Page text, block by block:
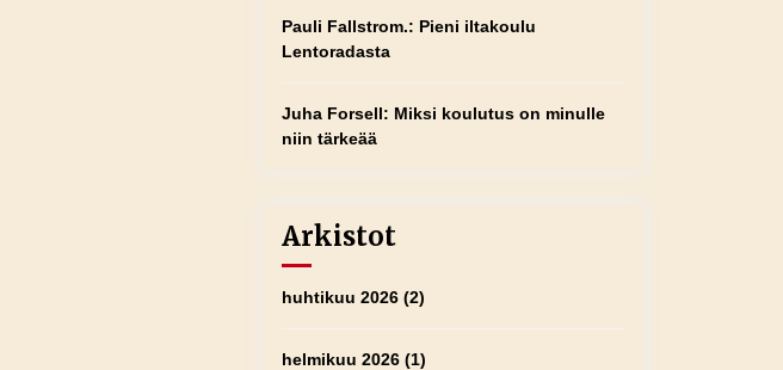
Pauli Fallstrom.: Pieni iltakoulu
Lentoradasta
Juha Forsell: Miksi koulutus on minulle
niin tärkeää
Arkistot
huhtikuu 2026 (2)
helmikuu 2026 (1)